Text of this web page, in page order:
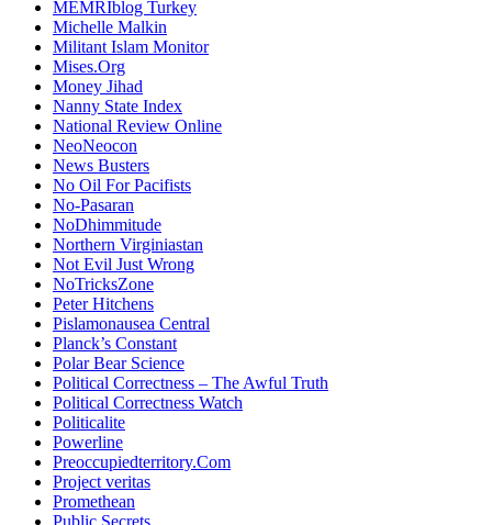
MEMRIblog Turkey
Michelle Malkin
Militant Islam Monitor
Mises.Org
Money Jihad
Nanny State Index
National Review Online
NeoNeocon
News Busters
No Oil For Pacifists
No-Pasaran
NoDhimmitude
Northern Virginiastan
Not Evil Just Wrong
NoTricksZone
Peter Hitchens
Pislamonausea Central
Planck’s Constant
Polar Bear Science
Political Correctness – The Awful Truth
Political Correctness Watch
Politicalite
Powerline
Preoccupiedterritory.Com
Project veritas
Promethean